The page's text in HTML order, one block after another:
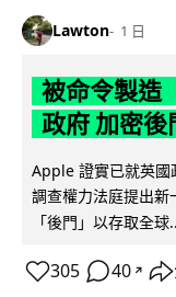
Lawton 1 日
被命令製造
政府 加密後
Apple 證實已就英國
調查權力法庭提出
「後門」以存取全球
305 40 ↗